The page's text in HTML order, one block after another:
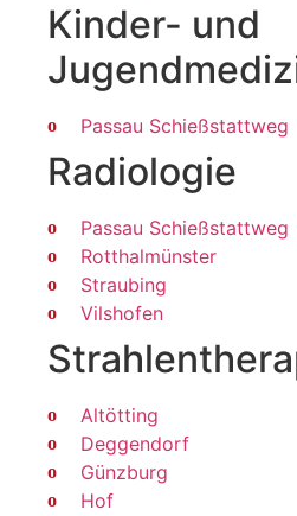
Kinder- und
Passau Schießstattweg
Radiologie
Passau Schießstattweg
Rotthalmünster
Straubing
Vilshofen
Altötting
Deggendorf
Günzburg
Hof